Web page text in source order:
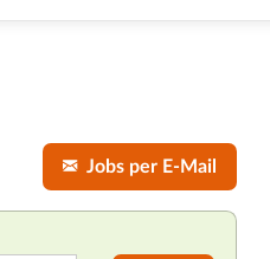
Jobs per E-Mail